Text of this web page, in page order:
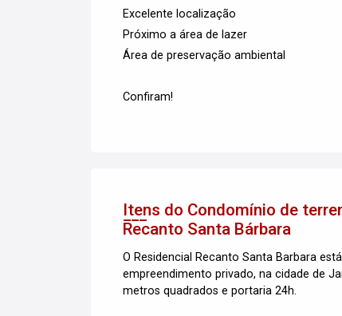
Excelente localização
Próximo a área de lazer
Área de preservação ambiental
Confiram!
Itens do Condomínio de
Recanto Santa Bárbara
O Residencial Recanto Santa Barbara
empreendimento privado, na cidade de
metros quadrados e portaria 24h.